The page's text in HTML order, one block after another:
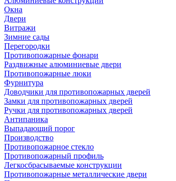
Окна
Двери
Витражи
Зимние сады
Перегородки
Противопожарные фонари
Раздвижные алюминиевые двери
Противопожарные люки
Фурнитура
Доводчики для противопожарных дверей
Замки для противопожарных дверей
Ручки для противопожарных дверей
Антипаника
Выпадающий порог
Производство
Противопожарное стекло
Противопожарный профиль
Легкосбрасываемые конструкции
Противопожарные металлические двери